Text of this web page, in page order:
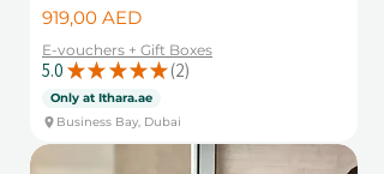
Цена
919,00 AED
E-vouchers + Gift Boxes
5.0 ★ ★ ★ ★ ★ 2
2
Only at Ithara.ae
Business Bay, Dubai